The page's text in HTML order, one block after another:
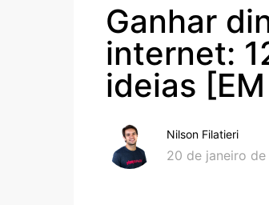
Ganhar
internet:
ideias
Nilson Filatieri
20 de janeiro